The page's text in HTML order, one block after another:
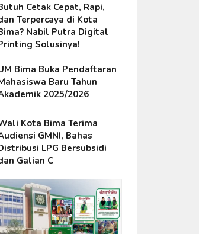
Cetak Cepat, Rapi,
Terpercaya di Kota
Nabil Putra Digital
Solusinya!
Bima Buka Pendaftaran
Baru Tahun
2025/2026
Kota Bima Terima
GMNI, Bahas
LPG Bersubsidi
Galian C